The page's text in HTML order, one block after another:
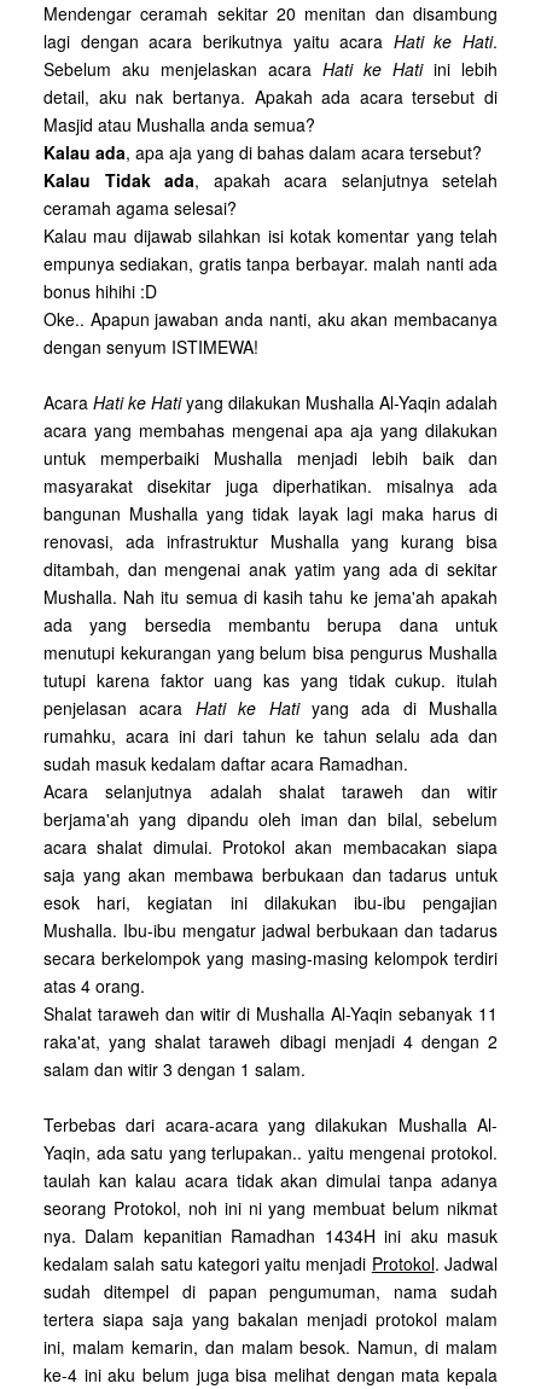
Mendengar ceramah sekitar 20 menitan dan disambung
lagi dengan acara berikutnya yaitu acara Hati ke Hati.
Sebelum aku menjelaskan acara Hati ke Hati ini lebih
detail, aku nak bertanya. Apakah ada acara tersebut di
Masjid atau Mushalla anda semua?
Kalau ada, apa aja yang di bahas dalam acara tersebut?
Kalau Tidak ada, apakah acara selanjutnya setelah
ceramah agama selesai?
Kalau mau dijawab silahkan isi kotak komentar yang telah
empunya sediakan, gratis tanpa berbayar. malah nanti ada
bonus hihihi :D
Oke.. Apapun jawaban anda nanti, aku akan membacanya
dengan senyum ISTIMEWA!
Acara Hati ke Hatiyang dilakukan Mushalla Al-Yaqin adalah
acara yang membahas mengenai apa aja yang dilakukan
untuk memperbaiki Mushalla menjadi lebih baik dan
masyarakat disekitar juga diperhatikan. misalnya ada
bangunan Mushalla yang tidak layak lagi maka harus di
renovasi, ada infrastruktur Mushalla yang kurang bisa
ditambah, dan mengenai anak yatim yang ada di sekitar
Mushalla. Nah itu semua di kasih tahu ke jema'ah apakah
ada yang bersedia membantu berupa dana untuk
menutupi kekurangan yang belum bisa pengurus Mushalla
tutupi karena faktor uang kas yang tidak cukup. itulah
penjelasan acara Hati ke Hati yang ada di Mushalla
rumahku, acara ini dari tahun ke tahun selalu ada dan
sudah masuk kedalam daftar acara Ramadhan.
Acara selanjutnya adalah shalat taraweh dan witir
berjama'ah yang dipandu oleh iman dan bilal, sebelum
acara shalat dimulai. Protokol akan membacakan siapa
saja yang akan membawa berbukaan dan tadarus untuk
esok hari, kegiatan ini dilakukan ibu-ibu pengajian
Mushalla. Ibu-ibu mengatur jadwal berbukaan dan tadarus
secara berkelompok yang masing-masing kelompok terdiri
atas 4 orang.
Shalat taraweh dan witir di Mushalla Al-Yaqin sebanyak 11
raka'at, yang shalat taraweh dibagi menjadi 4 dengan 2
salam dan witir 3 dengan 1 salam.
Terbebas dari acara-acara yang dilakukan Mushalla Al-
Yaqin, ada satu yang terlupakan.. yaitu mengenai protokol.
taulah kan kalau acara tidak akan dimulai tanpa adanya
seorang Protokol, noh ini ni yang membuat belum nikmat
nya. Dalam kepanitian Ramadhan 1434H ini aku masuk
kedalam salah satu kategori yaitu menjadi Protokol. Jadwal
sudah ditempel di papan pengumuman, nama sudah
tertera siapa saja yang bakalan menjadi protokol malam
ini, malam kemarin, dan malam besok. Namun, di malam
ke-4 ini aku belum juga bisa melihat dengan mata kepala